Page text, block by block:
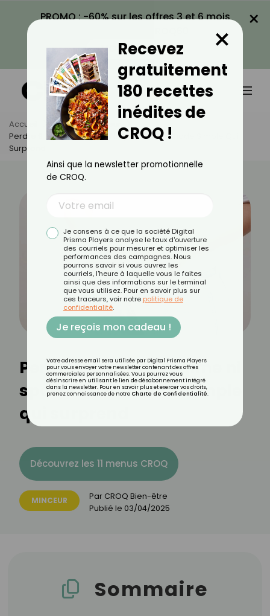
PROMO : -60% sur les offres 3 et 6 mois
VOIR LA PROMO
×
Accueil Actus
Minceur
Perdre 9 Kg Sans Régime Ni Sport ? La Méthode Simple Qui
Surprend
Perdre 9 kg sans régime ni
sport ? La méthode simple
qui surprend
Découvrez les 11 menus CROQ
MINCEUR Par CROQ Bien-être
Publié le 03/04/2025
Sommaire
Recevez
gratuitement
180 recettes
inédites de
CROQ !
×
Ainsi que la newsletter promotionnelle
de CROQ.
Je consens à ce que la société Digital
Prisma Players analyse le taux d'ouverture
des courriels pour mesurer et optimiser les
performances des campagnes. Nous
pourrons savoir si vous ouvrez les
courriels, l'heure à laquelle vous le faites
ainsi que des informations sur le terminal
que vous utilisez. Pour en savoir plus sur
ces traceurs, voir notre politique de
confidentialité.
Je reçois mon cadeau !
Votre adresse email sera utilisée par Digital Prisma Players
pour vous envoyer votre newsletter contenant des offres
commerciales personnalisées. Vous pourrez vous
désinscrire en utilisant le lien de désabonnement intégré
dans la newsletter. Pour en savoir plus et exercer vos droits,
prenez connaissance de notre Charte de Confidentialité.